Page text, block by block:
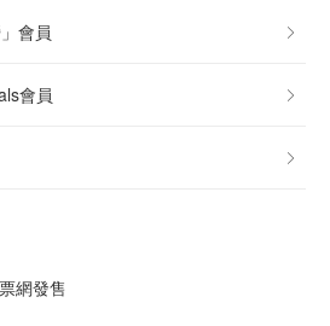
會員
會員
網發售